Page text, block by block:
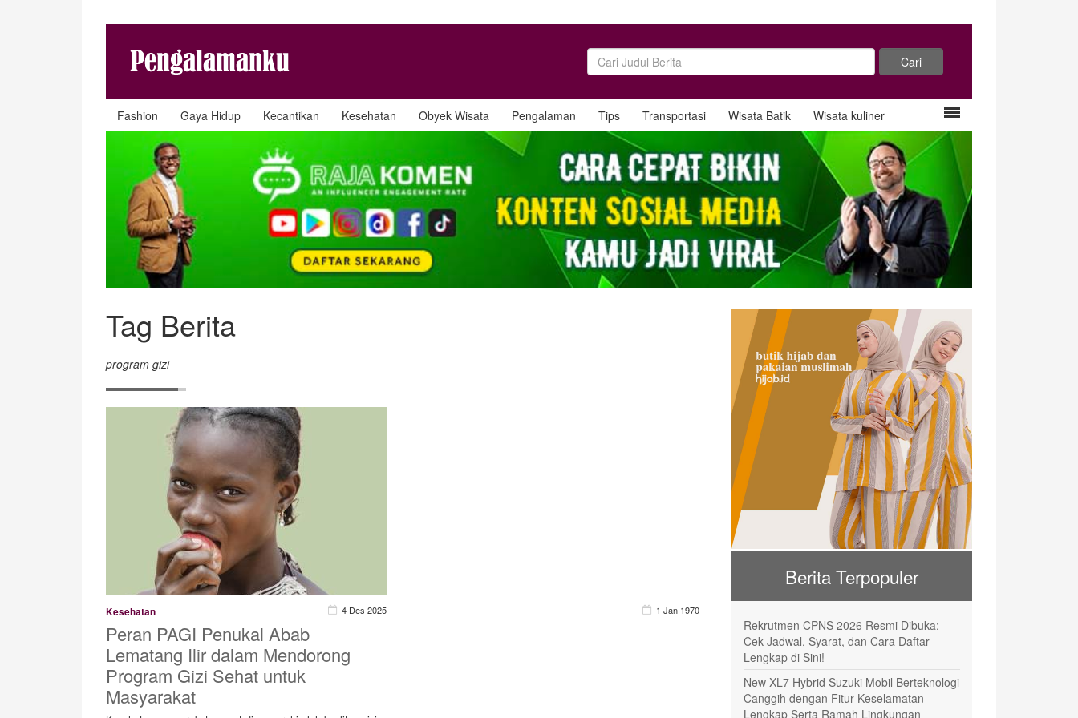
Fashion Gaya Hidup Kecantikan Kesehatan Obyek Wisata Pengalaman Tips Transportasi Wisata Batik Wisata kuliner
Tag Berita
program gizi
Kesehatan 4 Des 2025
Peran PAGI Penukal Abab
Lematang Ilir dalam Mendorong
Program Gizi Sehat untuk
Masyarakat
1 Jan 1970
Berita Terpopuler
Rekrutmen CPNS 2026 Resmi Dibuka:
Cek Jadwal, Syarat, dan Cara Daftar
Lengkap di Sini!
New XL7 Hybrid Suzuki Mobil Berteknologi
Canggih dengan Fitur Keselamatan
Lengkap Serta Ramah Lingkungan